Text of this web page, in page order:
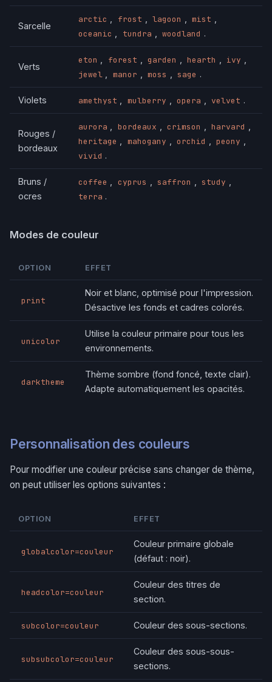
Sarcelle
arctic frost lagoon mist
oceanic
tundra woodland .
Verts
eton forest garden hearth ivy
jewel
manor moss sage .
Violets amethyst mulberry opera velvet .
Rouges /
bordeaux
aurora bordeaux crimson harvard
heritage
mahogany orchid peony
vivid .
Bruns /
ocres
coffee cyprus saffron study
terra .
Modes de couleur
OPTION EFFET
print
Noir et blanc, optimisé pour l'impression.
Désactive les fonds et cadres colorés.
unicolor
Utilise la couleur primaire pour tous les
environnements.
darktheme
Thème sombre (fond foncé, texte clair).
Adapte automatiquement les opacités.
Personnalisation des couleurs
Pour modifier une couleur précise sans changer de thème,
on peut utiliser les options suivantes :
OPTION EFFET
globalcolor=couleur
Couleur primaire globale
(défaut : noir).
headcolor=couleur
Couleur des titres de
section.
subcolor=couleur Couleur des sous-sections.
subsubcolor=couleur
Couleur des sous-sous-
sections.